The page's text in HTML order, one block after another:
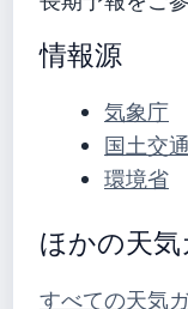
情報源
気象庁
国土交
環境省
ほかの天気
すべての天気